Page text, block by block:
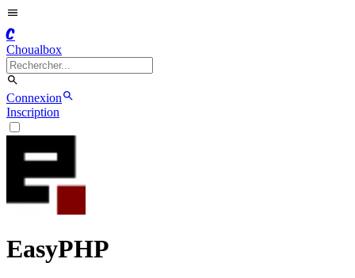
C
Choualbox
Connexion
Inscription
EasyPHP